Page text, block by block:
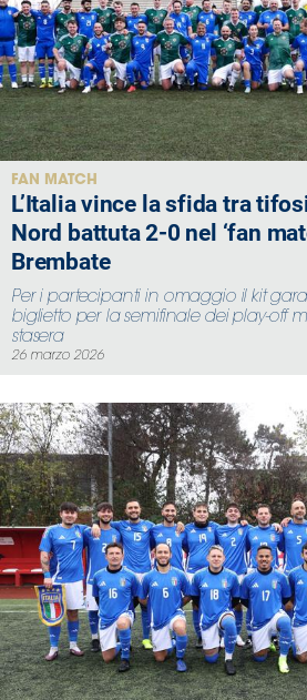
Paralimpico
Serie
A
Women
Serie
B
Femminile
Museo
del
Calcio
Shop
I
partner
Assicurazione
Cerca
Whistleblowing
Area
Media
FAN MATCH
L’Italia vince la sfida tra
Nord battuta 2-0 nel ‘fan
Brembate
Per i partecipanti in omaggio il kit
biglietto per la semifinale dei play-off
stasera
26 marzo 2026